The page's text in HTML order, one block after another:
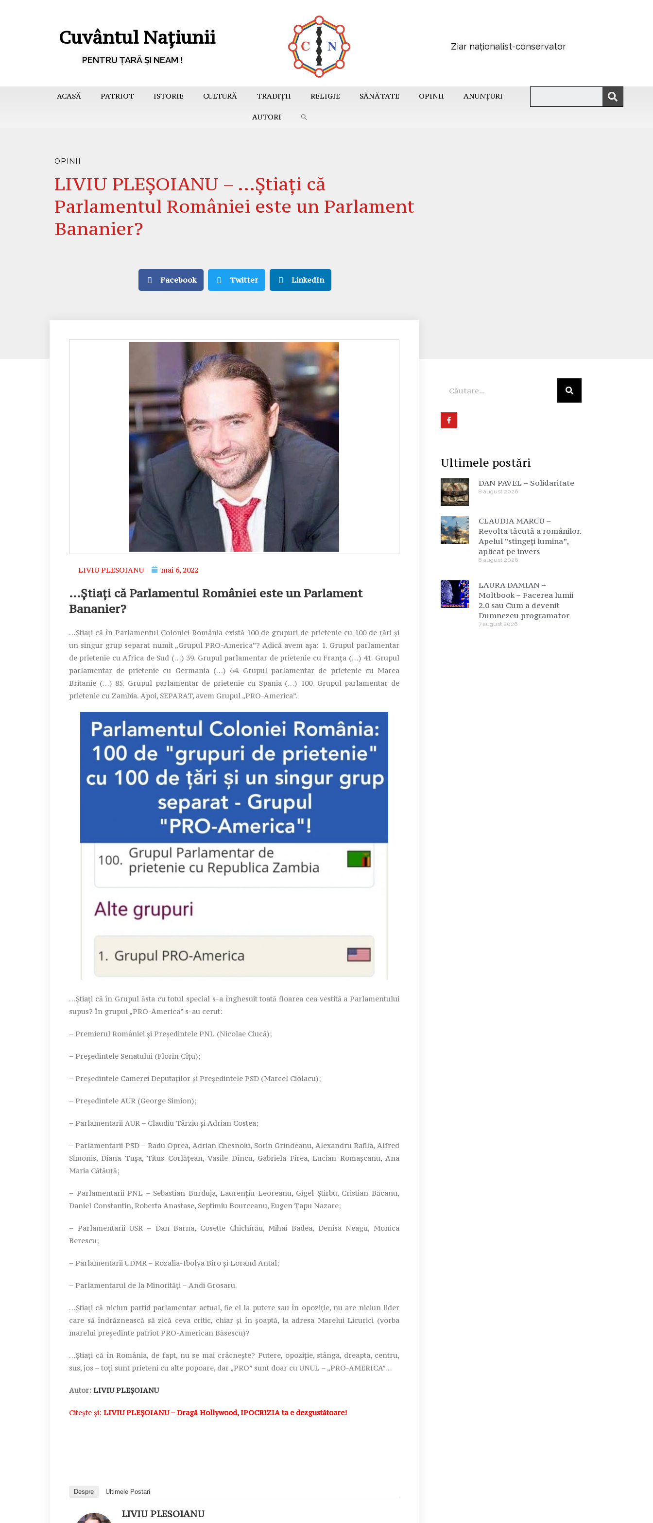
Cuvântul Națiunii
PENTRU ȚARĂ ȘI NEAM !
Ziar naționalist-conservator
ACASĂ PATRIOT ISTORIE CULTURĂ TRADIȚII RELIGIE SĂNĂTATE OPINII ANUNȚURI
AUTORI
OPINII
LIVIU PLEȘOIANU – …Știați că
Parlamentul României este un Parlament
Bananier?
Facebook Twitter LinkedIn
LIVIU PLESOIANU mai 6, 2022
…Știați că Parlamentul României este un Parlament
Bananier?
…Știați că în Parlamentul Coloniei România există 100 de grupuri de prietenie cu 100 de țări și
un singur grup separat numit „Grupul PRO-America”? Adică avem așa: 1. Grupul parlamentar
de prietenie cu Africa de Sud (…) 39. Grupul parlamentar de prietenie cu Franța (…) 41. Grupul
parlamentar de prietenie cu Germania (…) 64. Grupul parlamentar de prietenie cu Marea
Britanie (…) 85. Grupul parlamentar de prietenie cu Spania (…) 100. Grupul parlamentar de
prietenie cu Zambia. Apoi, SEPARAT, avem Grupul „PRO-America”.
…Știați că în Grupul ăsta cu totul special s-a înghesuit toată floarea cea vestită a Parlamentului
supus? În grupul „PRO-America” s-au cerut:
– Premierul României și Președintele PNL (Nicolae Ciucă);
– Președintele Senatului (Florin Cîțu);
– Președintele Camerei Deputaților și Președintele PSD (Marcel Ciolacu);
– Președintele AUR (George Simion);
– Parlamentarii AUR – Claudiu Târziu și Adrian Costea;
– Parlamentarii PSD – Radu Oprea, Adrian Chesnoiu, Sorin Grindeanu, Alexandru Rafila, Alfred
Simonis, Diana Tuşa, Titus Corlăţean, Vasile Dîncu, Gabriela Firea, Lucian Romaşcanu, Ana
Maria Cătăuţă;
– Parlamentarii PNL – Sebastian Burduja, Laurenţiu Leoreanu, Gigel Ştirbu, Cristian Băcanu,
Daniel Constantin, Roberta Anastase, Septimiu Bourceanu, Eugen Ţapu Nazare;
– Parlamentarii USR – Dan Barna, Cosette Chichirău, Mihai Badea, Denisa Neagu, Monica
Berescu;
– Parlamentarii UDMR – Rozalia-Ibolya Biro şi Lorand Antal;
– Parlamentarul de la Minorități – Andi Grosaru.
…Știați că niciun partid parlamentar actual, fie el la putere sau în opoziție, nu are niciun lider
care să îndrăznească să zică ceva critic, chiar și în șoaptă, la adresa Marelui Licurici (vorba
marelui președinte patriot PRO-American Băsescu)?
…Știați că în România, de fapt, nu se mai crâcnește? Putere, opoziție, stânga, dreapta, centru,
sus, jos – toți sunt prieteni cu alte popoare, dar „PRO” sunt doar cu UNUL – „PRO-AMERICA”…
Autor: LIVIU PLEȘOIANU
Citește și: LIVIU PLEȘOIANU – Dragă Hollywood, IPOCRIZIA ta e dezgustătoare!
Despre Ultimele Postari
LIVIU PLESOIANU
Ultimele postări
DAN PAVEL – Solidaritate
8 august 2026
CLAUDIA MARCU –
Revolta tăcută a românilor.
Apelul ”stingeți lumina”,
aplicat pe invers
8 august 2026
LAURA DAMIAN –
Moltbook – Facerea lumii
2.0 sau Cum a devenit
Dumnezeu programator
7 august 2026